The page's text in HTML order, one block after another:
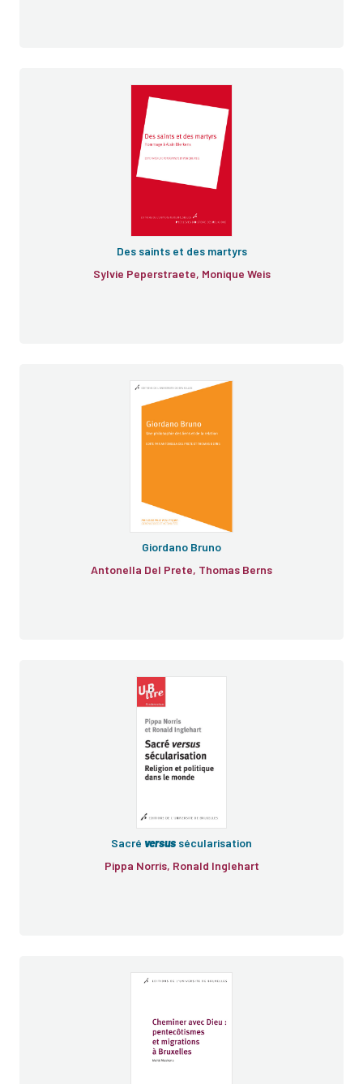
Des saints et des martyrs
Sylvie Peperstraete, Monique Weis
Problèmes d'histoire des religions
Giordano Bruno
Antonella Del Prete, Thomas Berns
Sacré versus sécularisation
Pippa Norris, Ronald Inglehart